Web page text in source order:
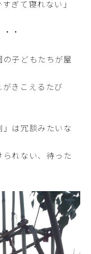
ぎて寝れない」
・
子どもたちが屋
きこえるたび
」は冗談みたいな
れない、待った